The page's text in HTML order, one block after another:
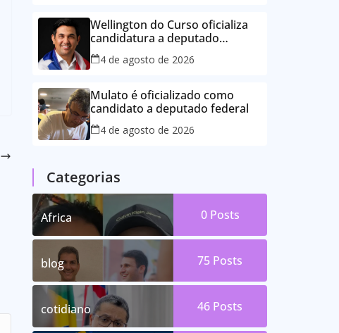
Wellington do Curso oficializa
candidatura a deputado
estadual e reafirma
compromisso com o povo do
4 de agosto de 2026
Mulato é oficializado como
candidato a deputado federal
4 de agosto de 2026
Categorias
Africa 0 Posts
blog 75 Posts
cotidiano 46 Posts